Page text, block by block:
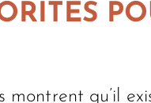
qu’il